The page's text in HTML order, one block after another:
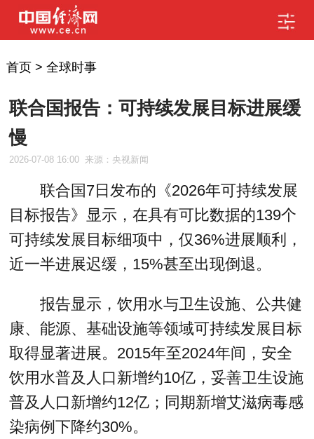
首页> 全球时事
联合国报告：可持续发展目标进展缓
慢
2026-07-08 16:00 来源：央视新闻
联合国7日发布的《2026年可持续发展
目标报告》显示，在具有可比数据的139个
可持续发展目标细项中，仅36%进展顺利，
近一半进展迟缓，15%甚至出现倒退。
报告显示，饮用水与卫生设施、公共健
康、能源、基础设施等领域可持续发展目标
取得显著进展。2015年至2024年间，安全
饮用水普及人口新增约10亿，妥善卫生设施
普及人口新增约12亿；同期新增艾滋病毒感
染病例下降约30%。